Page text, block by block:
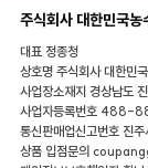
주식회사 대한민국농
대표 정종청
상호명 주식회사 대한민
사업장소재지 경상남도
사업자등록번호 488-
통신판매업신고번호 진
상품 입점문의